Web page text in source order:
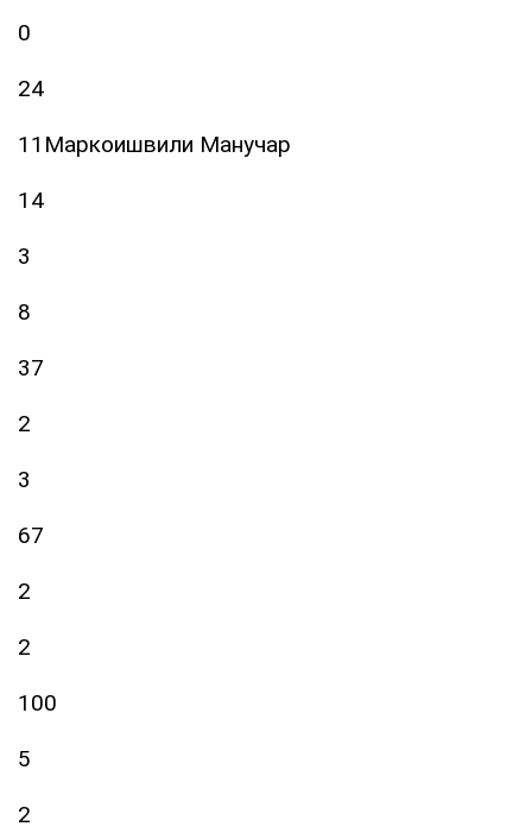
0
24
11Маркоишвили Манучар
14
3
8
37
2
3
67
2
2
100
5
2